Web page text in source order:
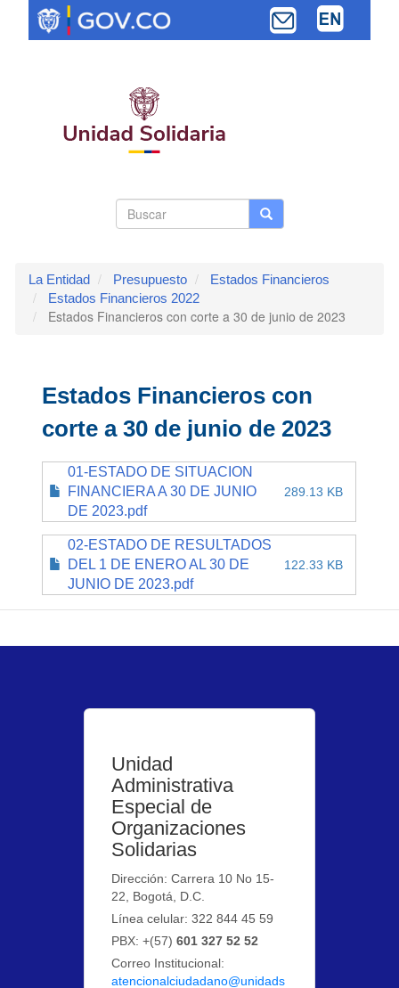
contenido
Buscar Buscar
La Entidad Presupuesto
Estados Financieros
Estados Financieros 2022
Estados Financieros con corte a 30 de junio de 2023
Estados Financieros con
corte a 30 de junio de 2023
01-ESTADO DE SITUACION
FINANCIERA A 30 DE JUNIO
DE 2023.pdf
289.13 KB
02-ESTADO DE RESULTADOS
DEL 1 DE ENERO AL 30 DE
JUNIO DE 2023.pdf
122.33 KB
Unidad
Administrativa
Especial de
Organizaciones
Solidarias
Dirección: Carrera 10 No 15-
22, Bogotá, D.C.
Línea celular: 322 844 45 59
PBX: +(57)601 327 52 52
Correo Institucional:
atencionalciudadano@unidads